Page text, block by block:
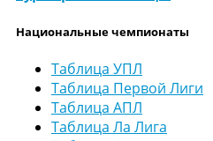
Национальные чемпионаты
Таблица УПЛ
Таблица Первой Лиги
Таблица АПЛ
Таблица Ла Лига